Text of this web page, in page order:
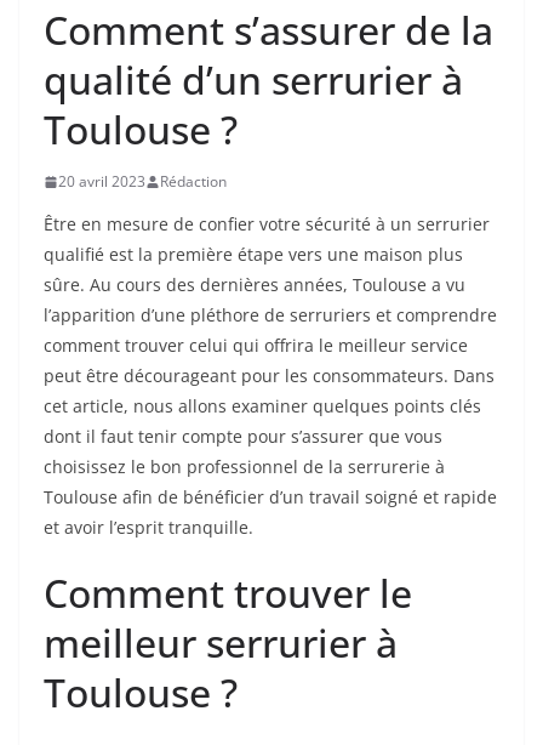
Comment s’assurer de la
qualité d’un serrurier à
Toulouse ?
20 avril 2023 Rédaction
Être en mesure de confier votre sécurité à un serrurier
qualifié est la première étape vers une maison plus
sûre. Au cours des dernières années, Toulouse a vu
l’apparition d’une pléthore de serruriers et comprendre
comment trouver celui qui offrira le meilleur service
peut être décourageant pour les consommateurs. Dans
cet article, nous allons examiner quelques points clés
dont il faut tenir compte pour s’assurer que vous
choisissez le bon professionnel de la serrurerie à
Toulouse afin de bénéficier d’un travail soigné et rapide
et avoir l’esprit tranquille.
Comment trouver le
meilleur serrurier à
Toulouse ?